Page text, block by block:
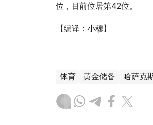
位，目前位居第42位。
【编译：小穆】
体育 黄金储备 哈萨克